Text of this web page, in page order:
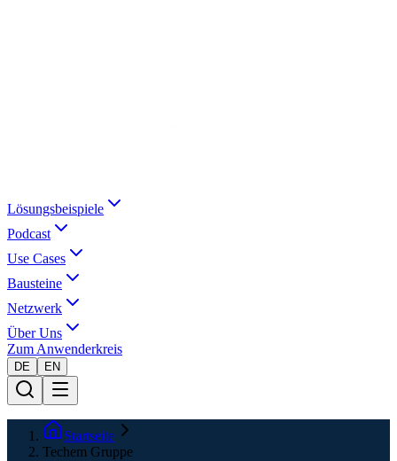
Lösungsbeispiele
Podcast
Use Cases
Bausteine
Netzwerk
Über Uns
Zum Anwenderkreis
DE EN
Startseite
Techem Gruppe